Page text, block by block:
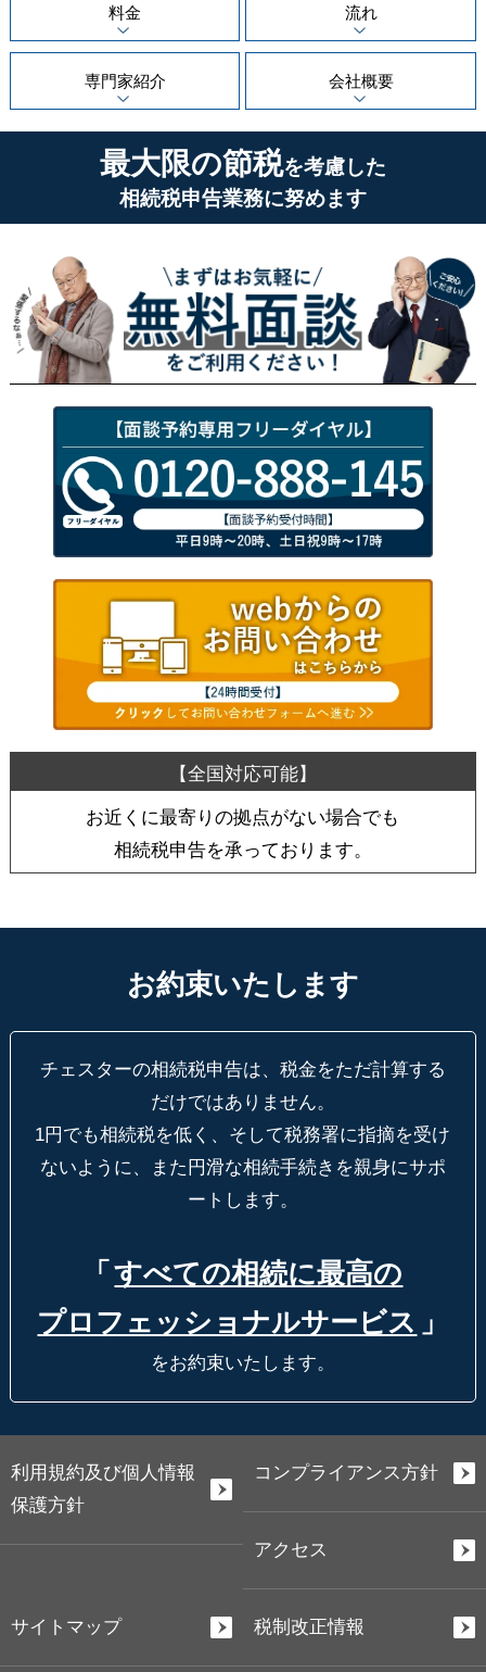
料金
流れ
専門家紹介 会社概要
最大限の節税を考慮した
相続税申告業務に努めます
お近くに最寄りの拠点がない場合でも
相続税申告を承っております。
お約束いたします
チェスターの相続税申告は、税金をただ計算する
だけではありません。
1円でも相続税を低く、そして税務署に指摘を受け
ないように、
また円滑な相続手続きを親身にサポ
ートします。
「 すべての相続に最高の
プロフェッショナルサービス 」
をお約束いたします。
利用規約及び個人情報
保護方針
コンプライアンス方針
アクセス
サイトマップ 税制改正情報